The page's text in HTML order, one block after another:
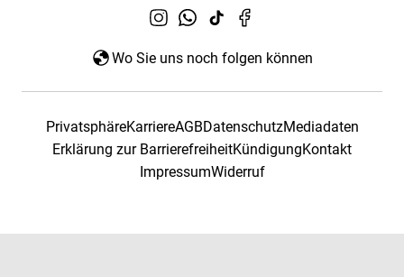
Wo Sie uns noch folgen können
PrivatsphäreKarriereAGBDatenschutzMediadaten
Erklärung zur BarrierefreiheitKündigungKontakt
ImpressumWiderruf